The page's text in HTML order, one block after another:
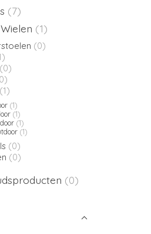
(7)
(1)
(0)
(0)
(1)
(1)
(1)
(1)
(1)
(0)
(0)
(0)